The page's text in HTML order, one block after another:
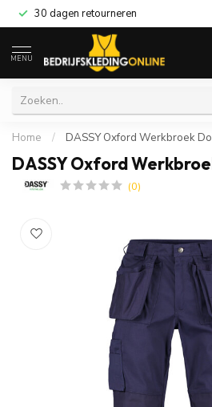
30 dagen retourneren
MENU
Home / DASSY Oxford Werkbroek
DASSY Oxford
(0)